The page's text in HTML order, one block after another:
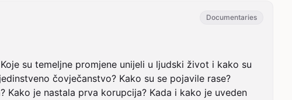
Documentaries
su temeljne promjene unijeli u ljudski život i kako su
čovječanstvo? Kako su se pojavile rase?
je nastala prva korupcija? Kada i kako je uveden